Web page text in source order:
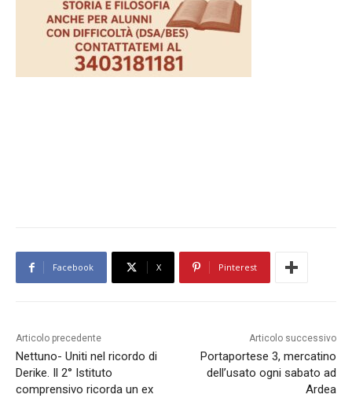
Facebook X Pinterest
Articolo precedente
Nettuno- Uniti nel ricordo di
Derike. Il 2° Istituto
comprensivo ricorda un ex
Articolo successivo
Portaportese 3, mercatino
dell’usato ogni sabato ad
Ardea